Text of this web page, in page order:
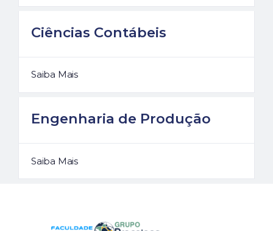
Ciências Contábeis
Saiba Mais
Engenharia de Produção
Saiba Mais